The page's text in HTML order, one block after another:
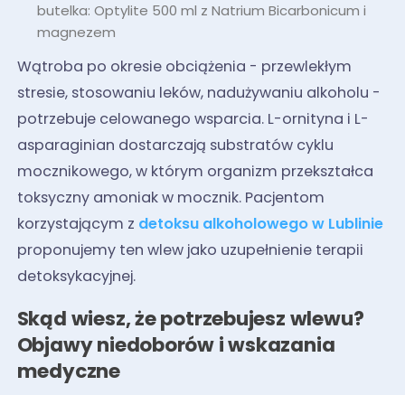
butelka: Optylite 500 ml z Natrium Bicarbonicum i
magnezem
Wątroba po okresie obciążenia - przewlekłym
stresie, stosowaniu leków, nadużywaniu alkoholu -
potrzebuje celowanego wsparcia. L-ornityna i L-
asparaginian dostarczają substratów cyklu
mocznikowego, w którym organizm przekształca
toksyczny amoniak w mocznik. Pacjentom
korzystającym z detoksu alkoholowego w Lublinie
proponujemy ten wlew jako uzupełnienie terapii
detoksykacyjnej.
Skąd wiesz, że potrzebujesz wlewu?
Objawy niedoborów i wskazania
medyczne